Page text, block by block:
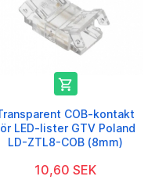

COB-kontakt
LED-lister GTV Poland
LD-ZTL8-COB (8mm)
10,60 SEK